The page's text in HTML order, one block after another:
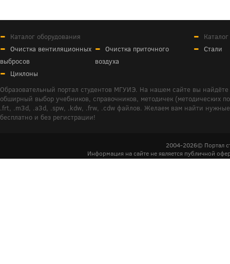
Каталог оборудования
Очистка вентиляционных
выбросов
Очистка приточного
воздуха
Циклоны
Стали
Образовательный портал студентов МГУИЭ. На нашем сайте вы
обширный выбор учебников, справочников, методичек (методических
.frt, .m3d, .a3d, .spw, .kdw, .frw, .cdw файлов. Желаем вам найти
бесплатно и без регистрации!
2004-2026© Портал
Информация на сайте не является публичной